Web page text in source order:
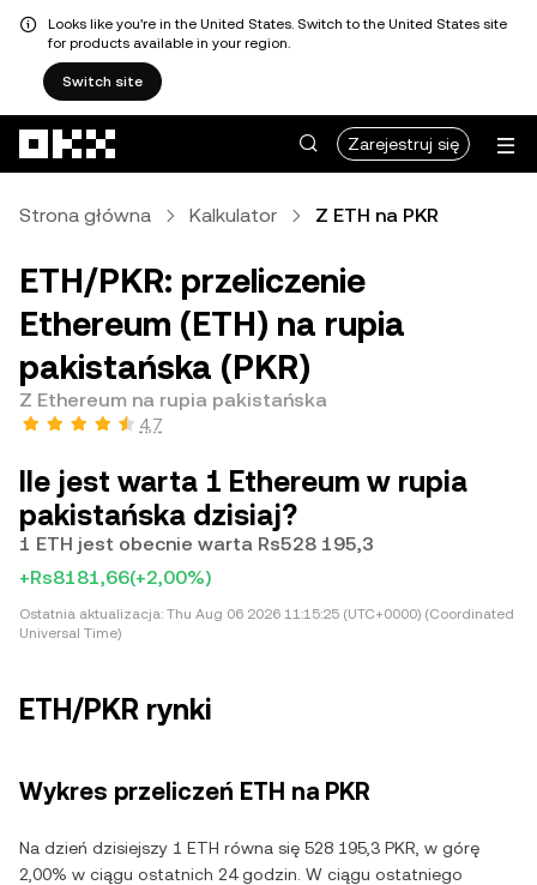
Looks like you're in the United States. Switch to the United States site
for products available in your region.
Switch site
Zarejestruj się
Strona główna Kalkulator Z ETH na PKR
ETH/PKR: przeliczenie
Ethereum (ETH) na rupia
pakistańska (PKR)
Z Ethereum na rupia pakistańska
4,7
Ile jest warta 1 Ethereum w rupia
pakistańska dzisiaj?
1 ETH jest obecnie warta Rs528 195,3
+Rs8181,66(+2,00%)
Ostatnia aktualizacja: Thu Aug 06 2026 11:15:25 (UTC+0000) (Coordinated
Universal Time)
ETH/PKR rynki
Wykres przeliczeń ETH na PKR
Na dzień dzisiejszy 1 ETH równa się 528 195,3 PKR, w górę
2,00% w ciągu ostatnich 24 godzin. W ciągu ostatniego